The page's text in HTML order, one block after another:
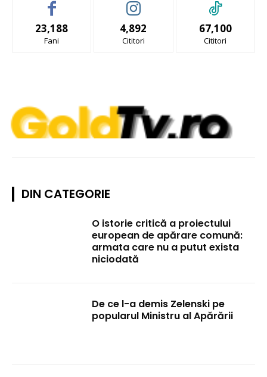
23,188
Fani
4,892
Cititori
67,100
Cititori
DIN CATEGORIE
O istorie critică a proiectului
european de apărare comună:
armata care nu a putut exista
niciodată
De ce l-a demis Zelenski pe
popularul Ministru al Apărării